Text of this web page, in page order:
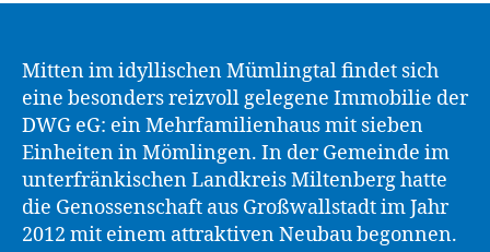
Mitten im idyllischen Mümlingtal findet sich
eine besonders reizvoll gelegene Immobilie der
DWG eG: ein Mehrfamilienhaus mit sieben
Einheiten in Mömlingen. In der Gemeinde im
unterfränkischen Landkreis Miltenberg hatte
die Genossenschaft aus Großwallstadt im Jahr
2012 mit einem attraktiven Neubau begonnen.